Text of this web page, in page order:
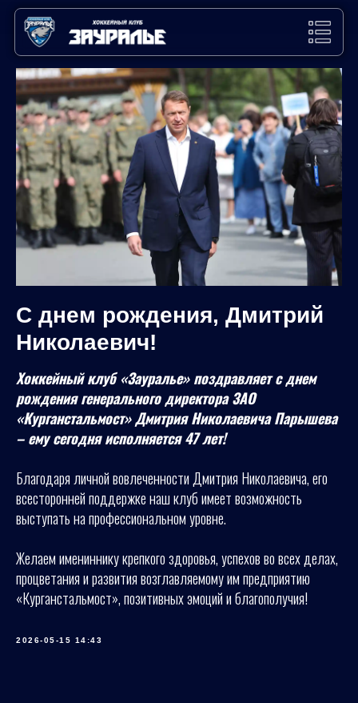
С днем рождения, Дмитрий
Николаевич!
Хоккейный клуб «Зауралье» поздравляет с днем
рождения генерального директора ЗАО
«Курганстальмост» Дмитрия Николаевича Парышева
– ему сегодня исполняется 47 лет!
Благодаря личной вовлеченности Дмитрия Николаевича, его
всесторонней поддержке наш клуб имеет возможность
выступать на профессиональном уровне.
Желаем имениннику крепкого здоровья, успехов во всех делах,
процветания и развития возглавляемому им предприятию
«Курганстальмост», позитивных эмоций и благополучия!
2026-05-15 14:43